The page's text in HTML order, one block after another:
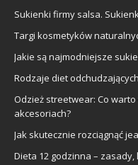
Sukienki firmy salsa.
Targi kosmetyków
Jakie są najmodniejsze
Rodzaje diet
Odzież streetwear: Co
akcesoriach?
Jak skutecznie rozciągnąć
Dieta 12 godzinna –